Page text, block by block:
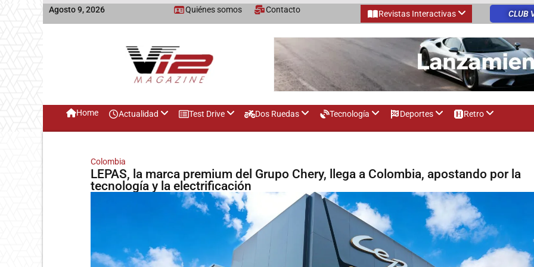
Agosto 9, 2026 Quiénes somos Contacto Revistas Interactivas CLUB
Home Actualidad Test Drive Dos Ruedas Tecnología Deportes Retro
Colombia
LEPAS, la marca premium del Grupo Chery, llega a Colombia, apostando por la
tecnología y la electrificación